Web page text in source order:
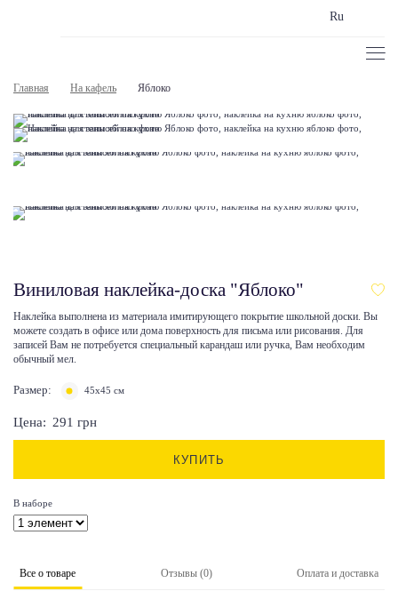
Ru
Главная На кафель Яблоко
Виниловая наклейка-доска "Яблоко"
Наклейка выполнена из материала имитирующего покрытие школьной доски. Вы
можете создать в офисе или дома поверхность для письма или рисования. Для
записей Вам не потребуется специальный карандаш или ручка, Вам необходим
обычный мел.
Размер: 45х45 см
Цена: 291 грн
КУПИТЬ
В наборе
Все о товаре Отзывы (0) Оплата и доставка